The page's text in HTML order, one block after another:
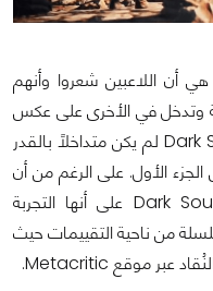
المشكلة الرئيسية في Dark Souls 2 هي أن اللاعبين شعروا وأنهم
وتدخل في الأخرى على عكس
ما قدمته Dark Souls 1. عالم Dark Souls 2 لم يكن متداخلاً بالقدر
الأول. على الرغم من أن
معظم مُحبي السلسلة يصفون Dark Souls 2 على أنها التجربة
من ناحية التقييمات حيث